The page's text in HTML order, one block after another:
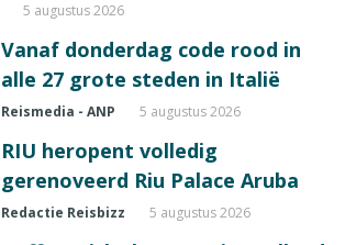
5 augustus 2026
Vanaf donderdag code rood in
alle 27 grote steden in Italië
Reismedia - ANP 5 augustus 2026
RIU heropent volledig
gerenoveerd Riu Palace Aruba
Redactie Reisbizz 5 augustus 2026